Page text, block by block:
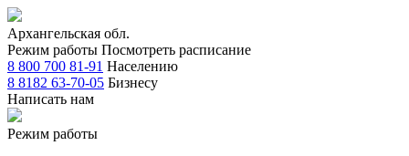
Архангельская обл.
Режим работы Посмотреть расписание
8 800 700 81-91 Населению
8 8182 63-70-05 Бизнесу
Написать нам
Режим работы